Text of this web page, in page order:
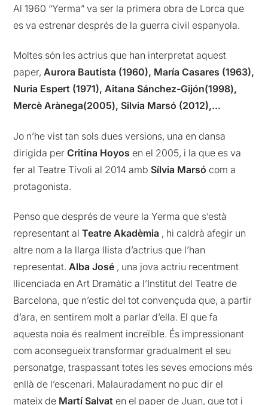
Al 1960 “Yerma” va ser la primera obra de Lorca que
es va estrenar després de la guerra civil espanyola.
Moltes són les actrius que han interpretat aquest
paper, Aurora Bautista (1960), María Casares (1963),
Nuria Espert (1971), Aitana Sánchez-Gijón(1998),
Mercè Arànega(2005), Silvia Marsó (2012),…
Jo n’he vist tan sols dues versions, una en dansa
dirigida per Critina Hoyosen el 2005, i la que es va
fer al Teatre Tívoli al 2014 ambSílvia Marsócom a
protagonista.
Penso que després de veure la Yerma que s’està
representant alTeatre Akadèmia , hi caldrà afegir un
altre nom a la llarga llista d’actrius que l’han
representat.Alba José , una jova actriu recentment
llicenciada en Art Dramàtic a l’Institut del Teatre de
Barcelona, que n’estic del tot convençuda que, a partir
d’ara, en sentirem molt a parlar d’ella. El que fa
aquesta noia és realment increïble. És impressionant
com aconsegueix transformar gradualment el seu
personatge, traspassant totes les seves emocions més
enllà de l’escenari. Malauradament no puc dir el
mateix de Martí Salvat en el paper de Juan, que tot i